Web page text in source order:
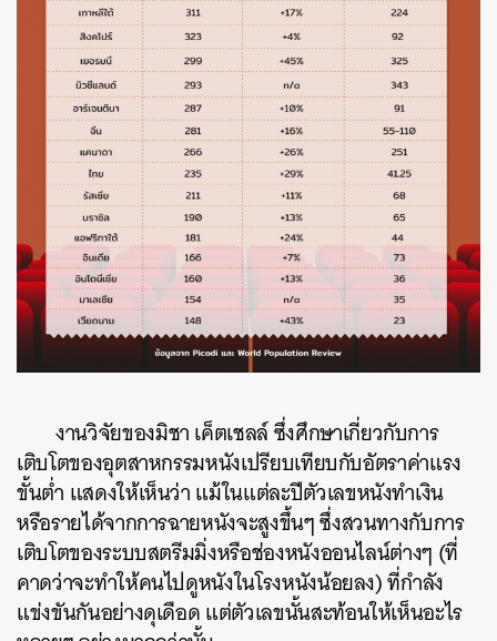
งานวิจัยของมิชาเค็ตเชลล์ซึ่งศึกษาเกี่ยวกับการ
เติบโตของอุตสาหกรรมหนังเปรียบเทียบกับอัตราค่าแรง
ขั้นต่ำ แสดงให้เห็นว่าแม้ในแต่ละปีตัวเลขหนังทำเงิน
หรือรายได้จากการฉายหนังจะสูงขึ้นๆซึ่งสวนทางกับการ
เติบโตของระบบสตรีมมิ่งหรือช่องหนังออนไลน์ต่างๆ (ที่
คาดว่าจะทำให้คนไปดูหนังในโรงหนังน้อยลง)ที่กำลัง
แข่งขันกันอย่างดุเดือดแต่ตัวเลขนั้นสะท้อนให้เห็นอะไร